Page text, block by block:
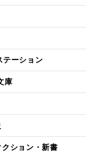
テーション
庫
ション・新書